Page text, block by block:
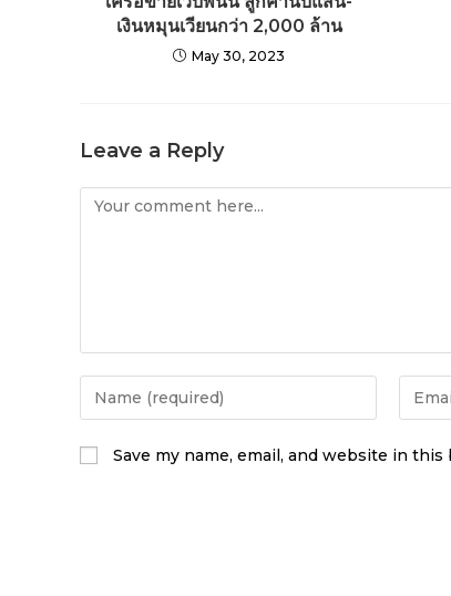
เงินหมุนเวียนกว่า 2,000 ล้าน
May 30, 2023
Leave a Reply
Save my name, email, and website in